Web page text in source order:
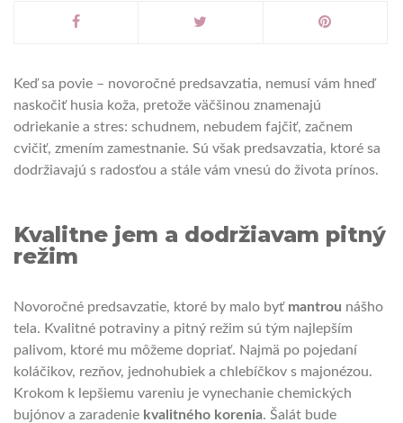
Keď sa povie – novoročné predsavzatia, nemusí vám hneď
naskočiť husia koža, pretože väčšinou znamenajú
odriekanie a stres: schudnem, nebudem fajčiť, začnem
cvičiť, zmením zamestnanie. Sú však predsavzatia, ktoré sa
dodržiavajú s radosťou a stále vám vnesú do života prínos.
Kvalitne jem a dodržiavam pitný
režim
Novoročné predsavzatie, ktoré by malo byť mantrou nášho
tela. Kvalitné potraviny a pitný režim sú tým najlepším
palivom, ktoré mu môžeme dopriať. Najmä po pojedaní
koláčikov, rezňov, jednohubiek a chlebíčkov s majonézou.
Krokom k lepšiemu vareniu je vynechanie chemických
bujónov a zaradenie kvalitného korenia. Šalát bude